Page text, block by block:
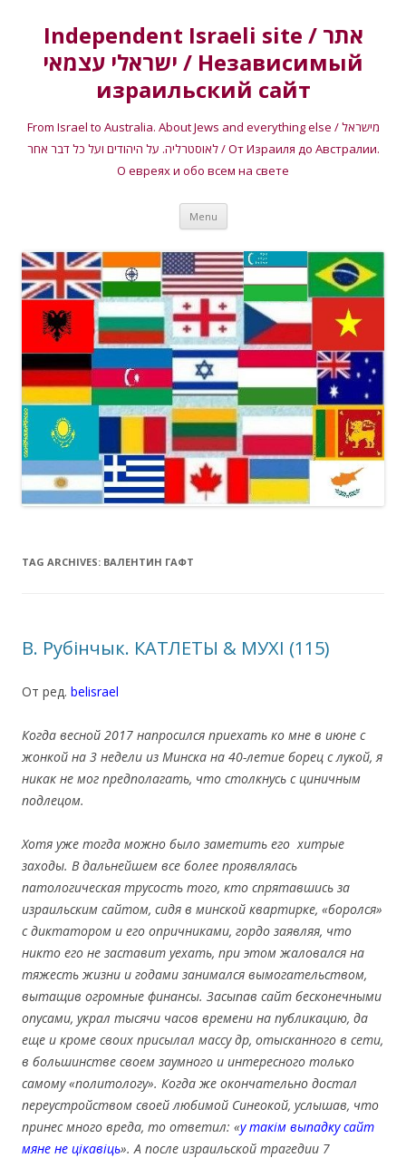
Independent Israeli site / אתר
ישראלי עצמאי / Независимый
израильский сайт
From Israel to Australia. About Jews and everything else / מישראל
לאוסטרליה. על היהודים ועל כל דבר אחר / От Израиля до Австралии.
О евреях и обо всем на свете
Menu Skip
content
TAG ARCHIVES: ВАЛЕНТИН ГАФТ
В. Рубінчык. КАТЛЕТЫ & МУХІ (115)
От ред. belisrael
Когда весной 2017 напросился приехать ко мне в июне с
жонкой на 3 недели из Минска на 40-летие борец с лукой, я
никак не мог предполагать, что столкнусь с циничным
подлецом.
Хотя уже тогда можно было заметить его хитрые
заходы. В дальнейшем все более проявлялась
патологическая трусость того, кто спрятавшись за
израильским сайтом, сидя в минской квартирке, «боролся»
с диктатором и его опричниками, гордо заявляя, что
никто его не заставит уехать, при этом жаловался на
тяжесть жизни и годами занимался вымогательством,
вытащив огромные финансы. Засыпав сайт бесконечными
опусами, украл тысячи часов времени на публикацию, да
еще и кроме своих присылал массу др, отысканного в сети,
в большинстве своем заумного и интересного только
самому «политологу». Когда же окончательно достал
переустройством своей любимой Синеокой, услышав, что
принес много вреда, то ответил: «у такім выпадку сайт
мяне не цікавіць». А после израильской трагедии 7